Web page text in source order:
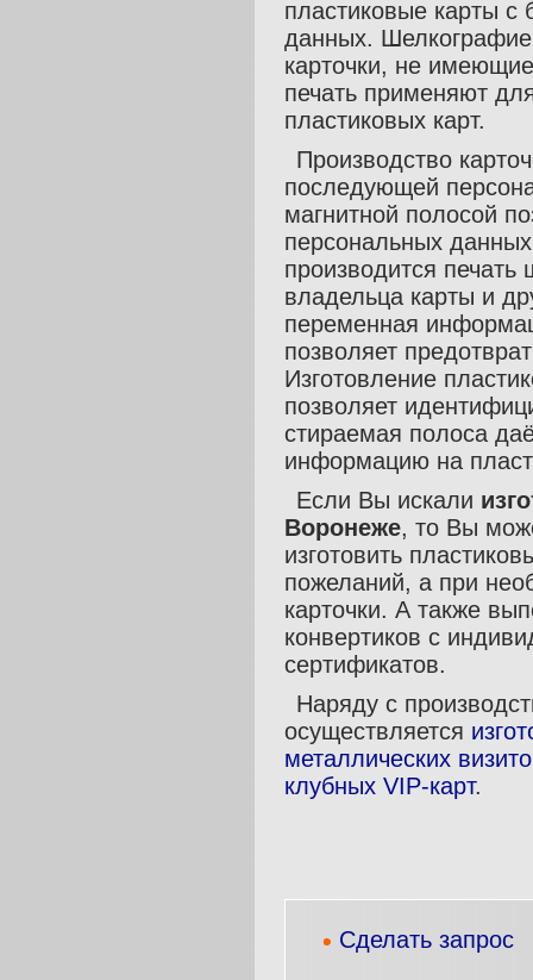
пластиковые карты
данных.
карточки, не
печать применяют
пластиковых карт.
Производство
последующей
магнитной полосой
персональных
производится
владельца карты и
переменная
позволяет
Изготовление
позволяет
стираемая полоса
информацию на
Если Вы искали
Воронеже, то Вы
изготовить
пожеланий, а при
карточки. А также
конвертиков с
сертификатов.
Наряду с
осуществляется
металлических
клубных VIP-карт.
Сделать запрос